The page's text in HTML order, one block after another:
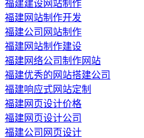
福建建设网站制作
福建网站制作开发
福建公司网站制作
福建网站制作建设
福建网络公司制作网站
福建优秀的网站搭建公司
福建响应式网站定制
福建网页设计价格
福建网页设计公司
福建公司网页设计